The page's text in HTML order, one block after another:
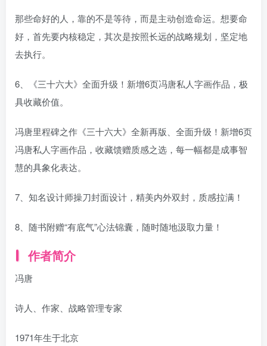
那些命好的人，靠的不是等待，而是主动创造命运。想要命
好，首先要内核稳定，其次是按照长远的战略规划，坚定地
去执行。
6、《三十六大》全面升级！新增6页冯唐私人字画作品，极
具收藏价值。
冯唐里程碑之作《三十六大》全新再版、全面升级！新增6页
冯唐私人字画作品，收藏馈赠质感之选，每一幅都是成事智
慧的具象化表达。
7、知名设计师操刀封面设计，精美内外双封，质感拉满！
8、随书附赠“有底气”心法锦囊，随时随地汲取力量！
作者简介
冯唐
诗人、作家、战略管理专家
1971年生于北京